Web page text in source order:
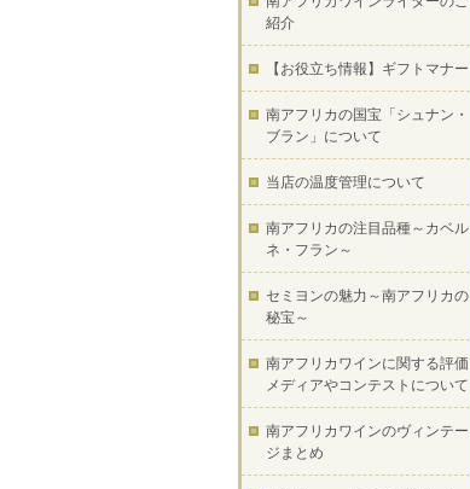
紹介
【お役立ち情報】ギフトマナー
南アフリカの国宝「シュナン・
ブラン」について
当店の温度管理について
南アフリカの注目品種～カベル
ネ・フラン～
セミヨンの魅力～南アフリカの
秘宝～
南アフリカワインに関する評価
メディアやコンテストについて
南アフリカワインのヴィンテー
ジまとめ